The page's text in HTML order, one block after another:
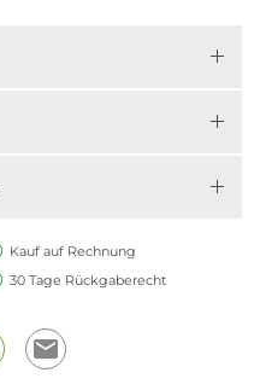
Kauf auf Rechnung
30 Tage Rückgaberecht